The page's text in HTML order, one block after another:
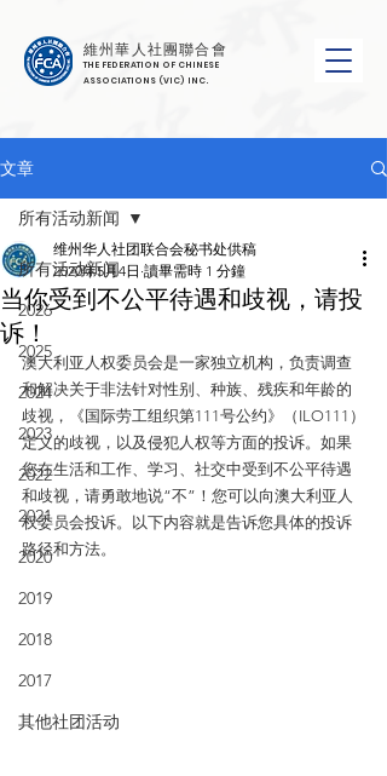
維州華人社團聯合會
THE FEDERATION OF CHINESE
ASSOCIATIONS (VIC) INC.
文章
所有活动新闻
2026
2025
2024
2023
2022
2021
2020
2019
2018
2017
其他社团活动
所有活动新闻
当你受到不公平待遇和歧视，请投
诉！
维州华人社团联合会秘书处供稿
2020年5月4日 讀畢需時 1 分鐘
澳大利亚人权委员会是一家独立机构，负责调查
和解决关于非法针对性别、种族、残疾和年龄的
歧视，《国际劳工组织第111号公约》（ILO111）
定义的歧视，以及侵犯人权等方面的投诉。如果
您在生活和工作、学习、社交中受到不公平待遇
和歧视，请勇敢地说“不”！您可以向澳大利亚人
权委员会投诉。以下内容就是告诉您具体的投诉
路径和方法。